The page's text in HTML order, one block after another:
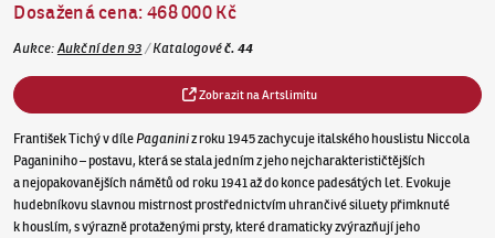
Dosažená cena:468 000 Kč
Aukce: Aukční den 93 /Katalogovéč.44
Zobrazit na Artslimitu
František Tichý v díle Paganiniz roku 1945 zachycuje italského houslistu Niccola
Paganiniho – postavu, která se stala jedním z jeho nejcharakterističtějších
a nejopakovanějších námětů od roku 1941 až do konce padesátých let. Evokuje
hudebníkovu slavnou mistrnost prostřednictvím uhrančivé siluety přimknuté
k houslím, s výrazně protaženými prsty, které dramaticky zvýrazňují jeho